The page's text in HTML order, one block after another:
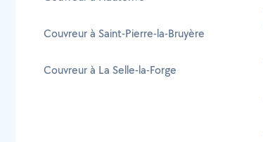
Couvreur à Saint-Pierre-la-Bruyère
Couvreur à La Selle-la-Forge